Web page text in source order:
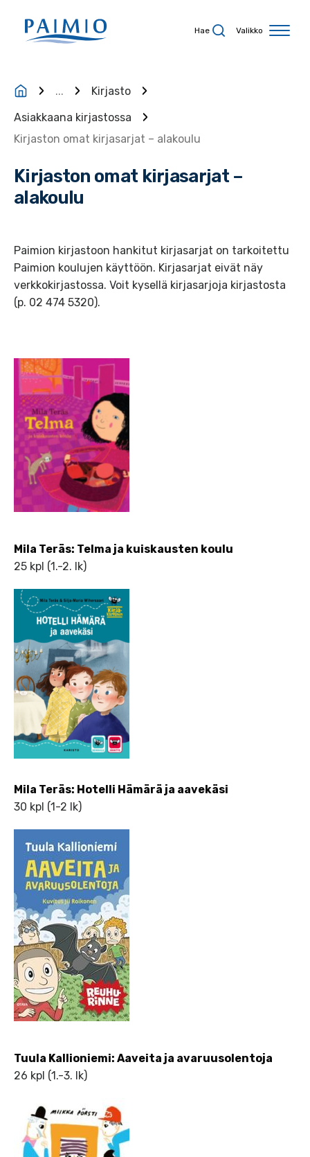
Hae Valikko
...
Kirjasto
Asiakkaana kirjastossa
Kirjaston omat kirjasarjat – alakoulu
Kirjaston omat kirjasarjat –
alakoulu
Paimion kirjastoon hankitut kirjasarjat on tarkoitettu
Paimion koulujen käyttöön. Kirjasarjat eivät näy
verkkokirjastossa. Voit kysellä kirjasarjoja kirjastosta
(p. 02 474 5320).
Mila Teräs: Telma ja kuiskausten koulu
25 kpl (1.-2. lk)
Mila Teräs: Hotelli Hämärä ja aavekäsi
30 kpl (1-2 lk)
Tuula Kallioniemi: Aaveita ja avaruusolentoja
26 kpl (1.-3. lk)